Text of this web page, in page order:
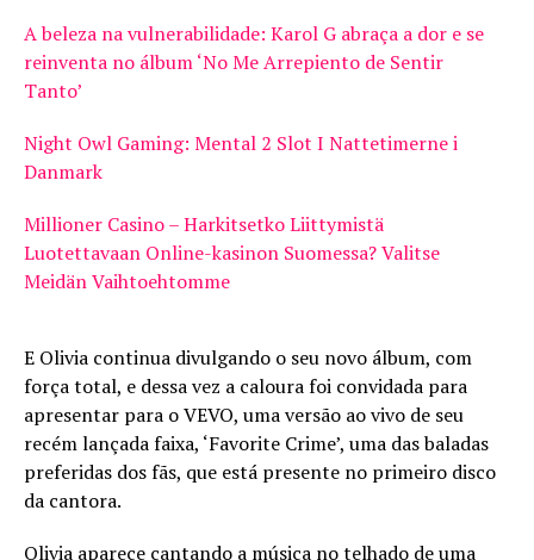
A beleza na vulnerabilidade: Karol G abraça a dor e se
reinventa no álbum ‘No Me Arrepiento de Sentir
Tanto’
Night Owl Gaming: Mental 2 Slot I Nattetimerne i
Danmark
Millioner Casino – Harkitsetko Liittymistä
Luotettavaan Online-kasinon Suomessa? Valitse
Meidän Vaihtoehtomme
E Olivia continua divulgando o seu novo álbum, com
força total, e dessa vez a caloura foi convidada para
apresentar para o VEVO, uma versão ao vivo de seu
recém lançada faixa, ‘Favorite Crime’, uma das baladas
preferidas dos fãs, que está presente no primeiro disco
da cantora.
Olivia aparece cantando a música no telhado de uma